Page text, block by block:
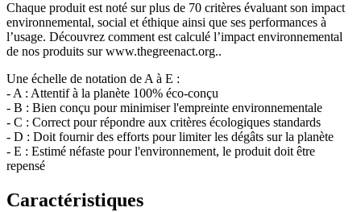
Chaque produit est noté sur plus de 70 critères évaluant son impact
environnemental, social et éthique ainsi que ses performances à
l’usage. Découvrez comment est calculé l’impact environnemental
de nos produits sur www.thegreenact.org..
Une échelle de notation de A à E :
- A : Attentif à la planète 100% éco-conçu
- B : Bien conçu pour minimiser l'empreinte environnementale
- C : Correct pour répondre aux critères écologiques standards
- D : Doit fournir des efforts pour limiter les dégâts sur la planète
- E : Estimé néfaste pour l'environnement, le produit doit être
repensé
Caractéristiques